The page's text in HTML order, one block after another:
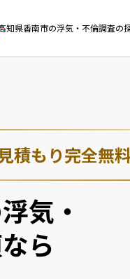
知県香南市の浮気・不倫調査の
積もり完全無
気・
ら